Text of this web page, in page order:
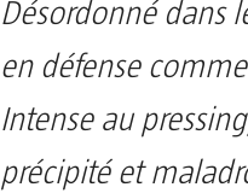
Désordonné dans
en défense
Intense au
précipité et